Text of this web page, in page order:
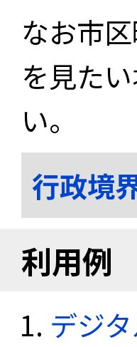
なお市
を見た
い。
行政境
利用例
デジ